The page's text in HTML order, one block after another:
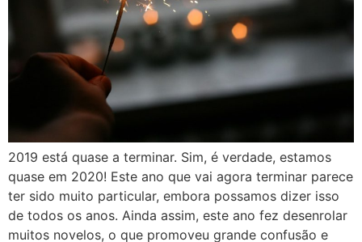
2019 está quase a terminar. Sim, é verdade, estamos
quase em 2020! Este ano que vai agora terminar parece
ter sido muito particular, embora possamos dizer isso
de todos os anos. Ainda assim, este ano fez desenrolar
muitos novelos, o que promoveu grande confusão e